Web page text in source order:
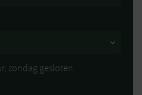
zondag gesloten